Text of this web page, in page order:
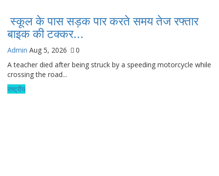
स्कूल के पास सड़क पार करते समय तेज रफ्तार
बाइक की टक्कर...
Admin Aug 5, 2026
0
A teacher died after being struck by a speeding motorcycle while
crossing the road...
राष्ट्रीय